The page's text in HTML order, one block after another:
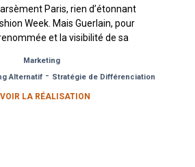
Paris, rien d’étonnant
Week. Mais Guerlain, pour
et la visibilité de sa
Marketing
Alternatif- Stratégie de Différenciation
LA RÉALISATION